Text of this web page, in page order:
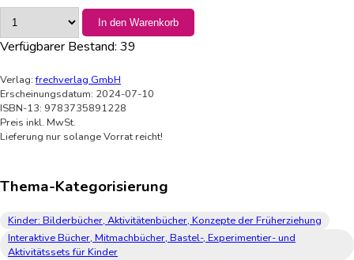
In den Warenkorb
Verfügbarer Bestand: 39
Verlag:frechverlag GmbH
Erscheinungsdatum: 2024-07-10
ISBN-13: 9783735891228
Preis inkl. MwSt.
Lieferung nur solange Vorrat reicht!
Thema-Kategorisierung
Kinder: Bilderbücher, Aktivitätenbücher, Konzepte der Früherziehung
Interaktive Bücher, Mitmachbücher, Bastel-, Experimentier- und
Aktivitätssets für Kinder